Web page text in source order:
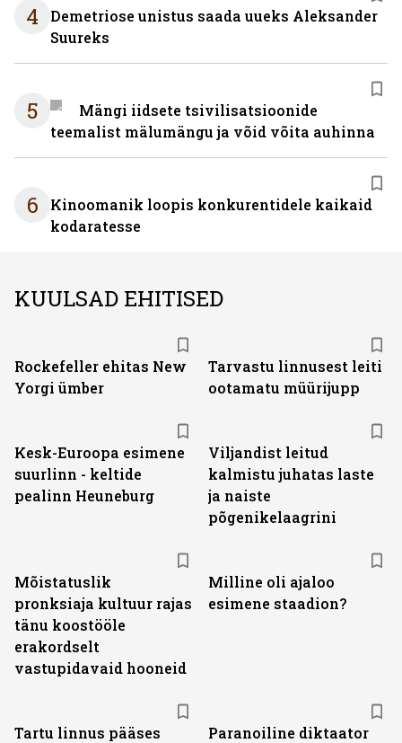
4
Demetriose unistus saada uueks Aleksander
Suureks
5
Mängi iidsete tsivilisatsioonide
teemalist mälumängu ja võid võita auhinna
6
Kinoomanik loopis konkurentidele kaikaid
kodaratesse
KUULSAD EHITISED
Rockefeller ehitas New
Yorgi ümber
Tarvastu linnusest leiti
ootamatu müürijupp
Kesk-Euroopa esimene
suurlinn - keltide
pealinn Heuneburg
Viljandist leitud
kalmistu juhatas laste
ja naiste
põgenikelaagrini
Mõistatuslik
pronksiaja kultuur rajas
tänu koostööle
erakordselt
vastupidavaid hooneid
Milline oli ajaloo
esimene staadion?
Tartu linnus pääses
Paranoiline diktaator